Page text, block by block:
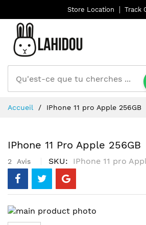
Store Location Track
au
Accueil IPhone 11 pro Apple 256GB
IPhone 11 Pro Apple 256GB
2 Avis SKU IPhone 11 pro
Skip
to